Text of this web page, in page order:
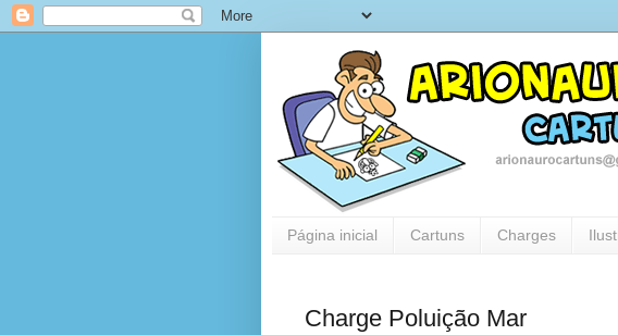
Página inicial Cartuns Charges
Charge Poluição Mar